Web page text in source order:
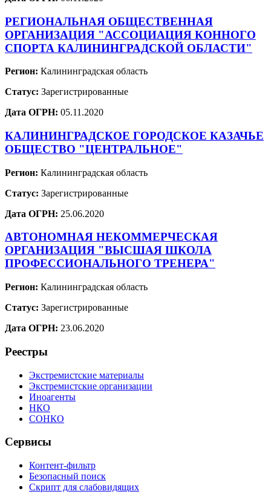
РЕГИОНАЛЬНАЯ ОБЩЕСТВЕННАЯ
ОРГАНИЗАЦИЯ "АССОЦИАЦИЯ КОННОГО
СПОРТА КАЛИНИНГРАДСКОЙ ОБЛАСТИ"
Регион: Калининградская область
Статус: Зарегистрированные
Дата ОГРН: 05.11.2020
КАЛИНИНГРАДСКОЕ ГОРОДСКОЕ КАЗАЧЬЕ
ОБЩЕСТВО "ЦЕНТРАЛЬНОЕ"
Регион: Калининградская область
Статус: Зарегистрированные
Дата ОГРН: 25.06.2020
АВТОНОМНАЯ НЕКОММЕРЧЕСКАЯ
ОРГАНИЗАЦИЯ "ВЫСШАЯ ШКОЛА
ПРОФЕССИОНАЛЬНОГО ТРЕНЕРА"
Регион: Калининградская область
Статус: Зарегистрированные
Дата ОГРН: 23.06.2020
Реестры
Экстремистские материалы
Экстремистские организации
Иноагенты
НКО
СОНКО
Сервисы
Контент-фильтр
Безопасный поиск
Скрипт для слабовидящих